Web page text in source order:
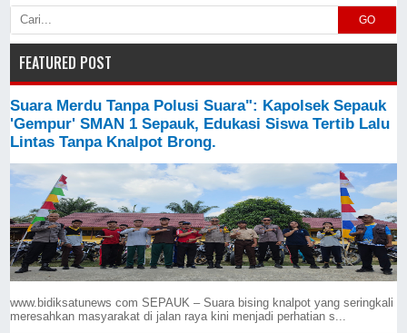
GO
FEATURED POST
Suara Merdu Tanpa Polusi Suara": Kapolsek Sepauk
'Gempur' SMAN 1 Sepauk, Edukasi Siswa Tertib Lalu
Lintas Tanpa Knalpot Brong.
www.bidiksatunews com SEPAUK – Suara bising knalpot yang seringkali
meresahkan masyarakat di jalan raya kini menjadi perhatian s...